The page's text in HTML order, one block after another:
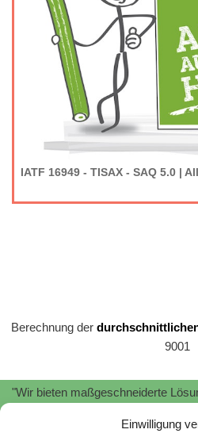
Einwilligung
IATF 16949 - TISAX - SAQ 5.0 |
Berechnung der
9001
"Wir bieten maßgeschneiderte